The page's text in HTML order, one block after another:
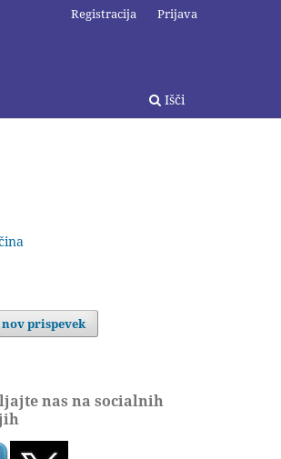
Išči
Registracija Prijava
nov prispevek
nas na socialnih